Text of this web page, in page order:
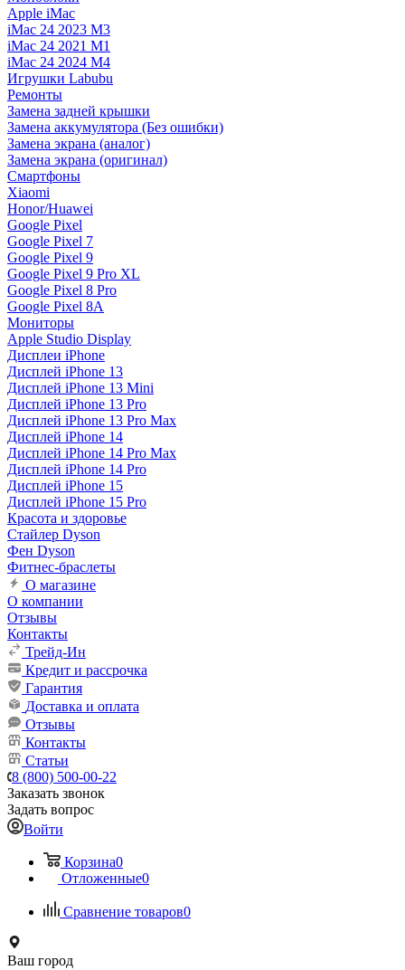
Apple iMac
iMac 24 2023 M3
iMac 24 2021 M1
iMac 24 2024 M4
Игрушки Labubu
Ремонты
Замена задней крышки
Замена аккумулятора (Без ошибки)
Замена экрана (аналог)
Замена экрана (оригинал)
Смартфоны
Xiaomi
Honor/Huawei
Google Pixel
Google Pixel 7
Google Pixel 9
Google Pixel 9 Pro XL
Google Pixel 8 Pro
Google Pixel 8A
Мониторы
Apple Studio Display
Дисплеи iPhone
Дисплей iPhone 13
Дисплей iPhone 13 Mini
Дисплей iPhone 13 Pro
Дисплей iPhone 13 Pro Max
Дисплей iPhone 14
Дисплей iPhone 14 Pro Max
Дисплей iPhone 14 Pro
Дисплей iPhone 15
Дисплей iPhone 15 Pro
Красота и здоровье
Стайлер Dyson
Фен Dyson
Фитнес-браслеты
О магазине
О компании
Отзывы
Контакты
Трейд-Ин
Кредит и рассрочка
Гарантия
Доставка и оплата
Отзывы
Контакты
Статьи
8 (800) 500-00-22
Заказать звонок
Задать вопрос
Войти
Корзина0
Отложенные0
Сравнение товаров0
Ваш город